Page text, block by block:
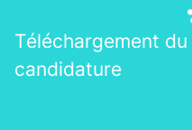
Téléchargement
candidature